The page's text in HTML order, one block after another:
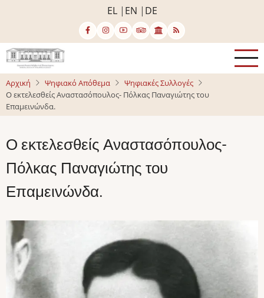
κυρίως
περιεχόμενο
EL EN DE
Αρχική Ψηφιακό Απόθεμα
Ψηφιακές Συλλογές
Ο εκτελεσθείς Αναστασόπουλος- Πόλκας Παναγιώτης του
Επαμεινώνδα.
Ο εκτελεσθείς Αναστασόπουλος-
Πόλκας Παναγιώτης του
Επαμεινώνδα.
Image